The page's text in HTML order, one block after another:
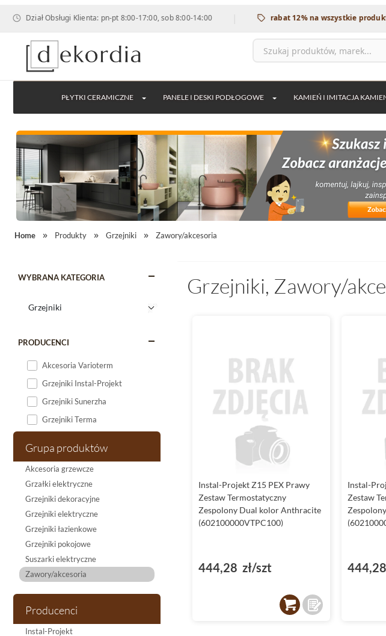
Dział Obsługi Klienta: pn-pt 8:00-17:00, sob 8:00-14:00 rabat 12% na wszystkie produkty
PŁYTKI CERAMICZNE PANELE I DESKI PODŁOGOWE KAMIEŃ I IMITACJA
Home Produkty Grzejniki Zawory/akcesoria
WYBRANA KATEGORIA
PRODUCENCI
Akcesoria Varioterm
Grzejniki Instal-Projekt
Grzejniki Sunerzha
Grzejniki Terma
Grupa produktów
Akcesoria grzewcze
Grzałki elektryczne
Grzejniki dekoracyjne
Grzejniki elektryczne
Grzejniki łazienkowe
Grzejniki pokojowe
Suszarki elektryczne
Zawory/akcesoria
Producenci
Instal-Projekt
Grzejniki, Zawory/
Instal-Projekt Z15 PEX Prawy
Zestaw Termostatyczny
Zespolony Dual kolor Anthracite
(602100000VTPC100)
444,28 zł/szt
Instal-
Zestaw